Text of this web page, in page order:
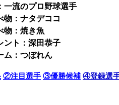
一流のプロ野球選手
物：ナタデココ
物：焼き魚
ント：深田恭子
ム：つぼれん
②注目選手 ③優勝候補 ④登録選